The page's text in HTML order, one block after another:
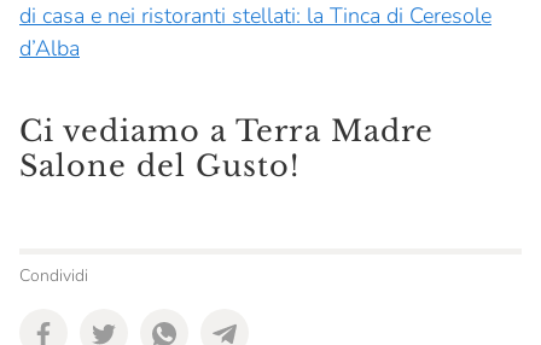
di casa e nei ristoranti stellati: la Tinca di Ceresole
d’Alba
Ci vediamo a Terra Madre
Salone del Gusto!
Condividi